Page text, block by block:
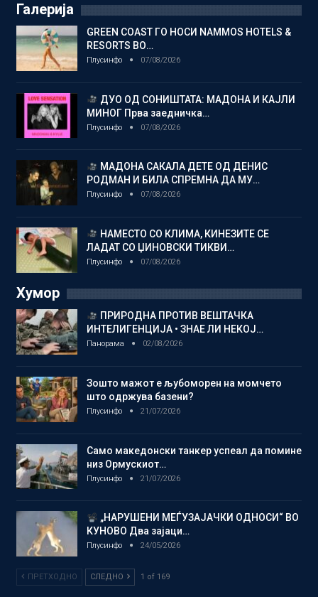
Галерија
GREEN COAST ГО НОСИ NAMMOS HOTELS &
RESORTS ВО…
Плусинфо 07/08/2026
ДУО ОД СОНИШТАТА: МАДОНА И КАЈЛИ
МИНОГ Прва заедничка…
Плусинфо 07/08/2026
МАДОНА САКАЛА ДЕТЕ ОД ДЕНИС
РОДМАН И БИЛА СПРЕМНА ДА МУ…
Плусинфо 07/08/2026
НАМЕСТО СО КЛИМА, КИНЕЗИТЕ СЕ
ЛАДАТ СО ЏИНОВСКИ ТИКВИ…
Плусинфо 07/08/2026
Хумор
ПРИРОДНА ПРОТИВ ВЕШТАЧКА
ИНТЕЛИГЕНЦИЈА • ЗНАЕ ЛИ НЕКОЈ…
Панорама 02/08/2026
Зошто мажот е љубоморен на момчето
што одржува базени?
Плусинфо 21/07/2026
Само македонски танкер успеал да помине
низ Ормускиот…
Плусинфо 21/07/2026
„НАРУШЕНИ МЕЃУЗАЈАЧКИ ОДНОСИ“ ВО
КУНОВО Два зајаци…
Плусинфо 24/05/2026
ПРЕТХОДНО СЛЕДНО 1 of 169